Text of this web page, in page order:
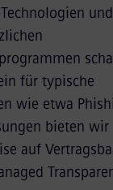
für typische
wie etwa
bieten wir
auf